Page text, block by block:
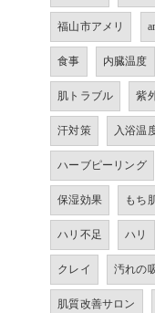
福山市アメリ
食事 内臓温度
肌トラブル 紫
汗対策 入浴温
ハーブピーリング
保湿効果 もち
ハリ不足 ハリ
クレイ 汚れの
肌質改善サロン